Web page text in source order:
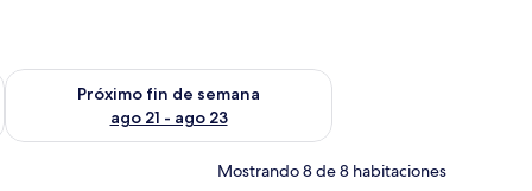
semana ago 14 - ago 16
Próximo fin de semana
ago 21 - ago 23
Consulta la disponibilidad para el próximo fin de semana
Mostrando 8 de 8 habitaciones